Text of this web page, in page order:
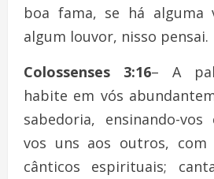
boa fama, se há alguma
algum louvor, nisso pensai.
Colossenses 3:16– A
habite em vós
sabedoria, ensinando-vos
vos uns aos outros, com
cânticos espirituais;